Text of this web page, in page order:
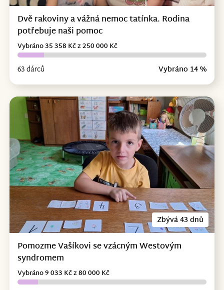
Dvě rakoviny a vážná nemoc tatínka. Rodina
potřebuje naši pomoc
63 dárců Vybráno 14 %
Vybráno 35 358 Kč z 250 000 Kč
Zbývá 43 dnů
Pomozme Vašíkovi se vzácným Westovým
syndromem
Vybráno 9 033 Kč z 80 000 Kč